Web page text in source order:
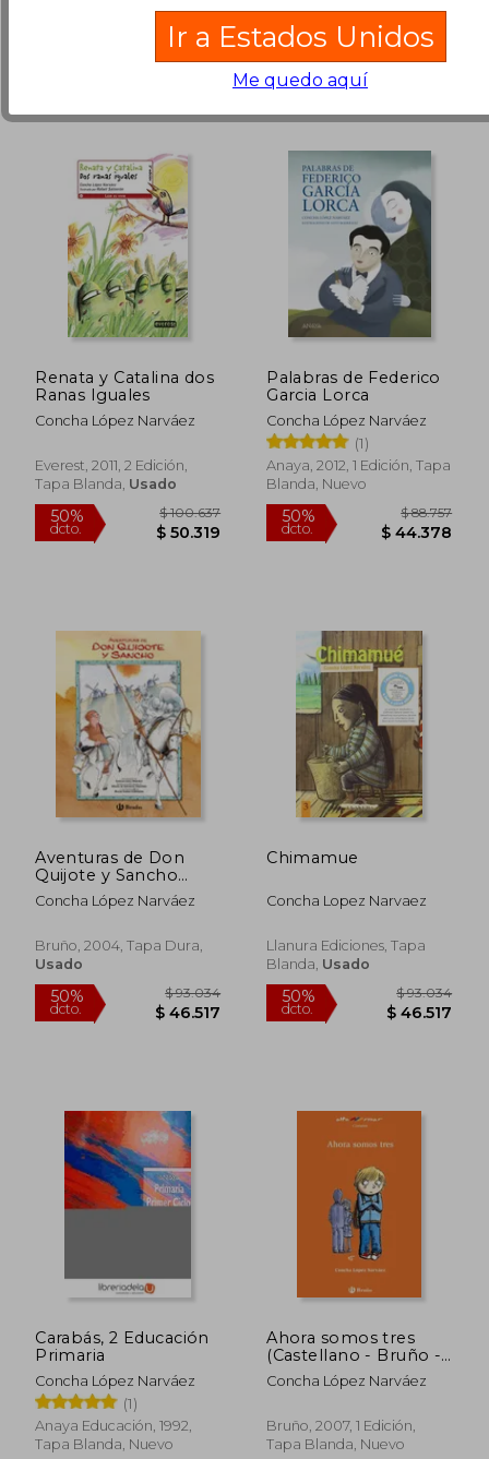
50%
dcto. $ 43.666
50%
dcto. $
50%
dcto.
$ 83.573
$ 41.786
50%
dcto.
$
$
en Buen Estado a
$ 40.555
Comprar Usado
Renata y Catalina dos
Ranas Iguales
Concha López Narváez
Everest, 2011, 2 Edición,
Tapa Blanda, Usado
Palabras de Federico
Garcia Lorca
Concha López Narváez
(1)
Anaya, 2012, 1 Edición, Tapa
Blanda, Nuevo
Aventuras de Don
Quijote y Sancho
(Castellano - Bruño -
Albumes - Quijote)
Concha López Narváez
Bruño, 2004, Tapa Dura,
Usado
Chimamue
Concha Lopez Narvaez
Llanura Ediciones, Tapa
Blanda, Usado
Carabás, 2 Educación
Primaria
Concha López Narváez
(1)
Anaya Educación, 1992,
Tapa Blanda, Nuevo
Ahora somos tres
(Castellano - Bruño -
Altamar)
Concha López Narváez
Bruño, 2007, 1 Edición,
Tapa Blanda, Nuevo
Ir a Estados Unidos
Me quedo aquí